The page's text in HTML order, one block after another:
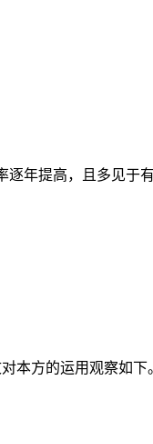
年提高，且多见于
本方的运用观察如